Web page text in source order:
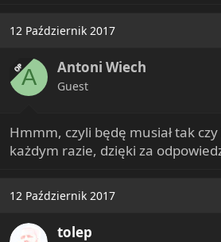
12 Październik 2017
OPA Antoni Wiech
Guest
Hmmm, czyli będę musiał tak
każdym razie, dzięki za
12 Październik 2017
tolep